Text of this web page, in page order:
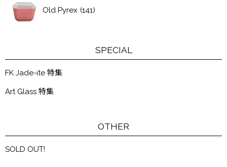
Old Pyrex (141)
SPECIAL
FK Jade-ite 特集
Art Glass 特集
OTHER
SOLD OUT!